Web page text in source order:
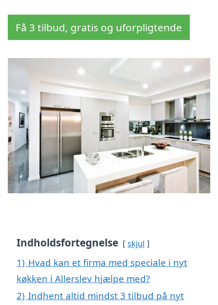
Få 3 tilbud, gratis og uforpligtende
Indholdsfortegnelse skjul
1) Hvad kan et firma med speciale i nyt
køkken i Allerslev hjælpe med?
2) Indhent altid mindst 3 tilbud på nyt